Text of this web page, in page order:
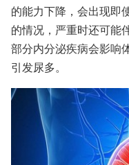
的能力下降，会出现即
的情况，严重时还可能
部分内分泌疾病会影响
引发尿多。